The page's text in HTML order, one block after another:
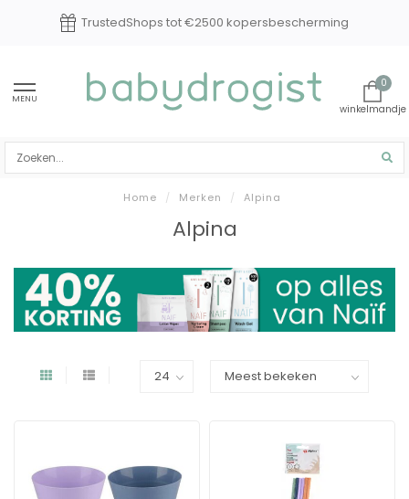
TrustedShops tot €2500 kopersbescherming
MENU
0
Home / Merken / Alpina
Alpina